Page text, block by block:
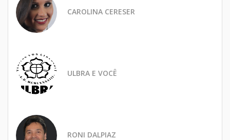
CAROLINA CERESER
ULBRA E VOCÊ
RONI DALPIAZ